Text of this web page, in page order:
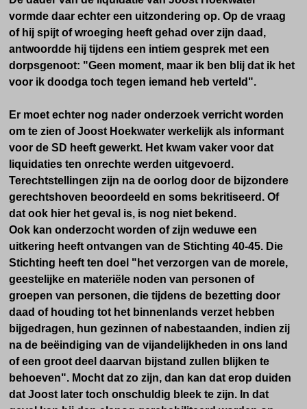
vormde daar echter een uitzondering op. Op de vraag
of hij spijt of wroeging heeft gehad over zijn daad,
antwoordde hij tijdens een intiem gesprek met een
dorpsgenoot: "Geen moment, maar ik ben blij dat ik het
voor ik doodga toch tegen iemand heb verteld".
Er moet echter nog nader onderzoek verricht worden
om te zien of Joost Hoekwater werkelijk als informant
voor de SD heeft gewerkt. Het kwam vaker voor dat
liquidaties ten onrechte werden uitgevoerd.
Terechtstellingen zijn na de oorlog door de bijzondere
gerechtshoven beoordeeld en soms bekritiseerd. Of
dat ook hier het geval is, is nog niet bekend.
Ook kan onderzocht worden of zijn weduwe een
uitkering heeft ontvangen van de Stichting 40-45. Die
Stichting heeft ten doel "het verzorgen van de morele,
geestelijke en materiële noden van personen of
groepen van personen, die tijdens de bezetting door
daad of houding tot het binnenlands verzet hebben
bijgedragen, hun gezinnen of nabestaanden, indien zij
na de beëindiging van de vijandelijkheden in ons land
of een groot deel daarvan bijstand zullen blijken te
behoeven". Mocht dat zo zijn, dan kan dat erop duiden
dat Joost later toch onschuldig bleek te zijn. In dat